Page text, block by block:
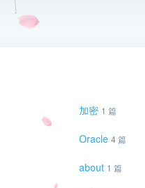
加密 1 篇
Oracle 4 篇
about 1 篇